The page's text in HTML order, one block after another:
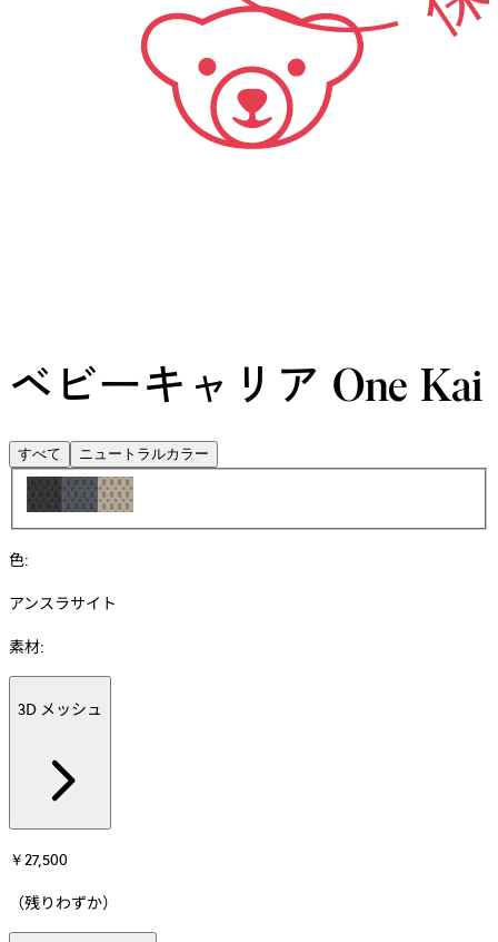
ベビーキャリア One Kai
すべて ニュートラルカラー
色:
アンスラサイト
素材:
3D メッシュ
￥27,500
（残りわずか）